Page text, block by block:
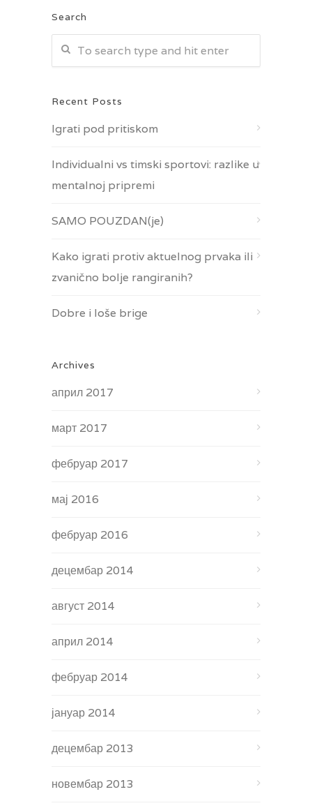
Search
Recent Posts
Igrati pod pritiskom
Individualni vs timski sportovi: razlike u
mentalnoj pripremi
SAMO POUZDAN(je)
Kako igrati protiv aktuelnog prvaka ili
zvanično bolje rangiranih?
Dobre i loše brige
Archives
април 2017
март 2017
фебруар 2017
мај 2016
фебруар 2016
децембар 2014
август 2014
април 2014
фебруар 2014
јануар 2014
децембар 2013
новембар 2013